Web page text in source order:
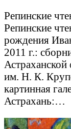
Репинские
Репинские
рождения
2011 г.:
Астраханской
им. Н. К.
картинная
Астрахань:…